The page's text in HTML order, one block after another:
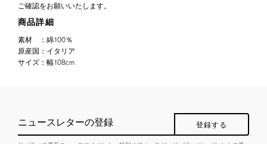
ご確認をお願いいたします。
商品詳細
素材 ： 綿100％
原産国 ： イタリア
サイズ ： 幅108cm
ニュースレターの登録 登録する